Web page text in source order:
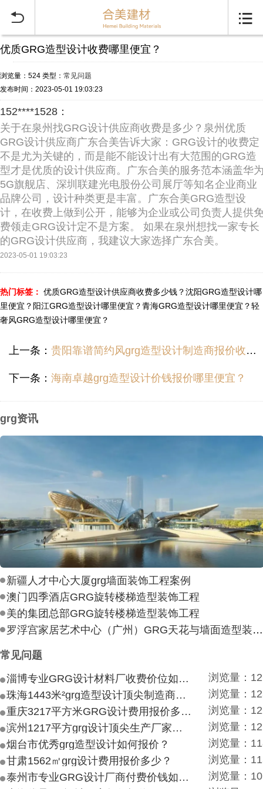
 
优质GRG造型设计收费哪里便宜？
浏览量：524 类型： 常见问题
发布时间：2023-05-01 19:03:23
152****1528：
关于在泉州找GRG设计供应商收费是多少？泉州优质
GRG设计供应商广东合美告诉大家：GRG设计的收费定
不是尤为关键的，而是能不能设计出有大范围的GRG造
型才是优质的设计供应商。广东合美的服务范本涵盖华
5G旗舰店、深圳联建光电股份公司展厅等知名企业商业
品牌公司，设计种类更是丰富。广东合美GRG造型设
计，在收费上做到公开，能够为企业或公司负责人提供
费领走GRG设计定不是方案。 如果在泉州想找一家专长
的GRG设计供应商，我建议大家选择广东合美。
2023-05-01 19:03:23
热门标签： 优质GRG造型设计供应商收费多少钱？沈阳GRG造型设计哪
里便宜？ 阳江GRG造型设计哪里便宜？青海GRG造型设计哪里便宜？轻
奢风GRG造型设计哪里便宜？
上一条： 贵阳靠谱简约风grg造型设计制造商报价收费多少？
下一条： 海南卓越grg造型设计价钱报价哪里便宜？
grg资讯
新疆人才中心大厦grg墙面装饰工程案例
澳门四季酒店GRG旋转楼梯造型装饰工程
美的集团总部GRG旋转楼梯造型装饰工程
罗浮宫家居艺术中心（广州）GRG天花与墙面造型装饰工程
常见问题
淄博专业GRG设计材料厂收费价位如何？
浏览量：
珠海1443米²grg造型设计顶尖制造商付费付费多少？
浏览量：
重庆3217平方米GRG设计费用报价多少？
浏览量：
滨州1217平方grg设计顶尖生产厂家价目如何？
浏览量：
烟台市优秀grg造型设计如何报价？
浏览量：
甘肃1562㎡grg设计费用报价多少？
浏览量：
泰州市专业GRG设计厂商付费价钱如何？
浏览量：